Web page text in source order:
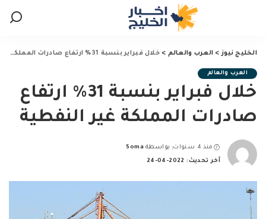
الخليج نيوز> العرب والعالم >خلال فبراير بنسبة 31% ارتفاع صادرات المملكة غير النفطية
العرب والعالم
خلال فبراير بنسبة 31% ارتفاع
صادرات المملكة غير النفطية
منذ 4 سنوات
Posted
by
بواسطة Soma
آخر تحديث: 2022-04-24